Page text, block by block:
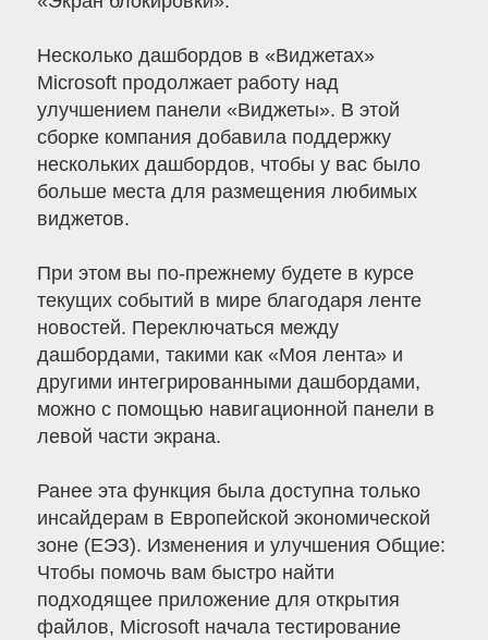
Несколько дашбордов в «Виджетах»
Microsoft продолжает работу над
улучшением панели «Виджеты». В этой
сборке компания добавила поддержку
нескольких дашбордов, чтобы у вас было
больше места для размещения любимых
виджетов.
При этом вы по-прежнему будете в курсе
текущих событий в мире благодаря ленте
новостей. Переключаться между
дашбордами, такими как «Моя лента» и
другими интегрированными дашбордами,
можно с помощью навигационной панели в
левой части экрана.
Ранее эта функция была доступна только
инсайдерам в Европейской экономической
зоне (ЕЭЗ). Изменения и улучшения Общие:
Чтобы помочь вам быстро найти
подходящее приложение для открытия
файлов, Microsoft начала тестирование